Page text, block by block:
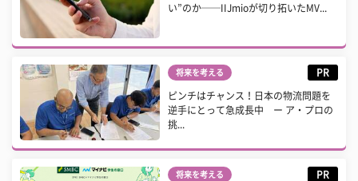
い”のか──IIJmioが切り拓いたMV...
将来を考える PR
ピンチはチャンス！日本の物流問題を
逆手にとって急成長中 ー ア・プロの
挑...
将来を考える PR